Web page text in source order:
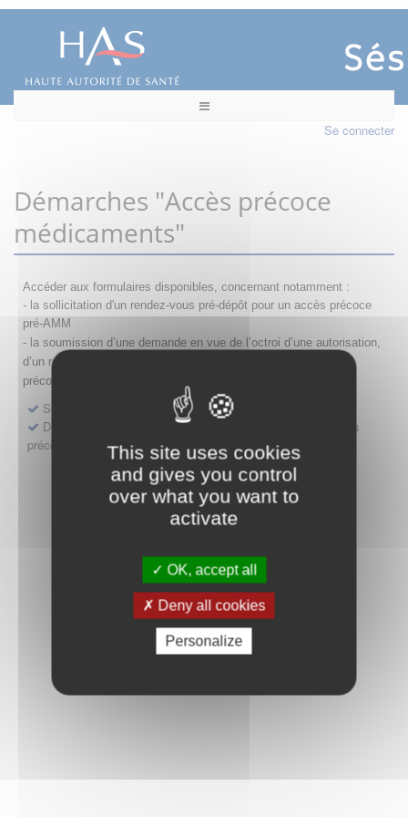
This site uses cookies
and gives you control
over what you want to
activate
OK, accept all
Deny all cookies
Personalize
Se connecter
Démarches "Accès précoce
médicaments"
Accéder aux formulaires disponibles, concernant notamment :
- la sollicitation d'un rendez-vous pré-dépôt pour un accès précoce
pré-AMM
- la soumission d’une demande en vue de l’octroi d’une autorisation,
d’un renouvellement, d’une modification ou d’un retrait d'accès
précoce
Sollicitation RDV pré-dépôt accès précoce pré-AMM
Déposer une demande ou faire évoluer une décision d'accès
précoce